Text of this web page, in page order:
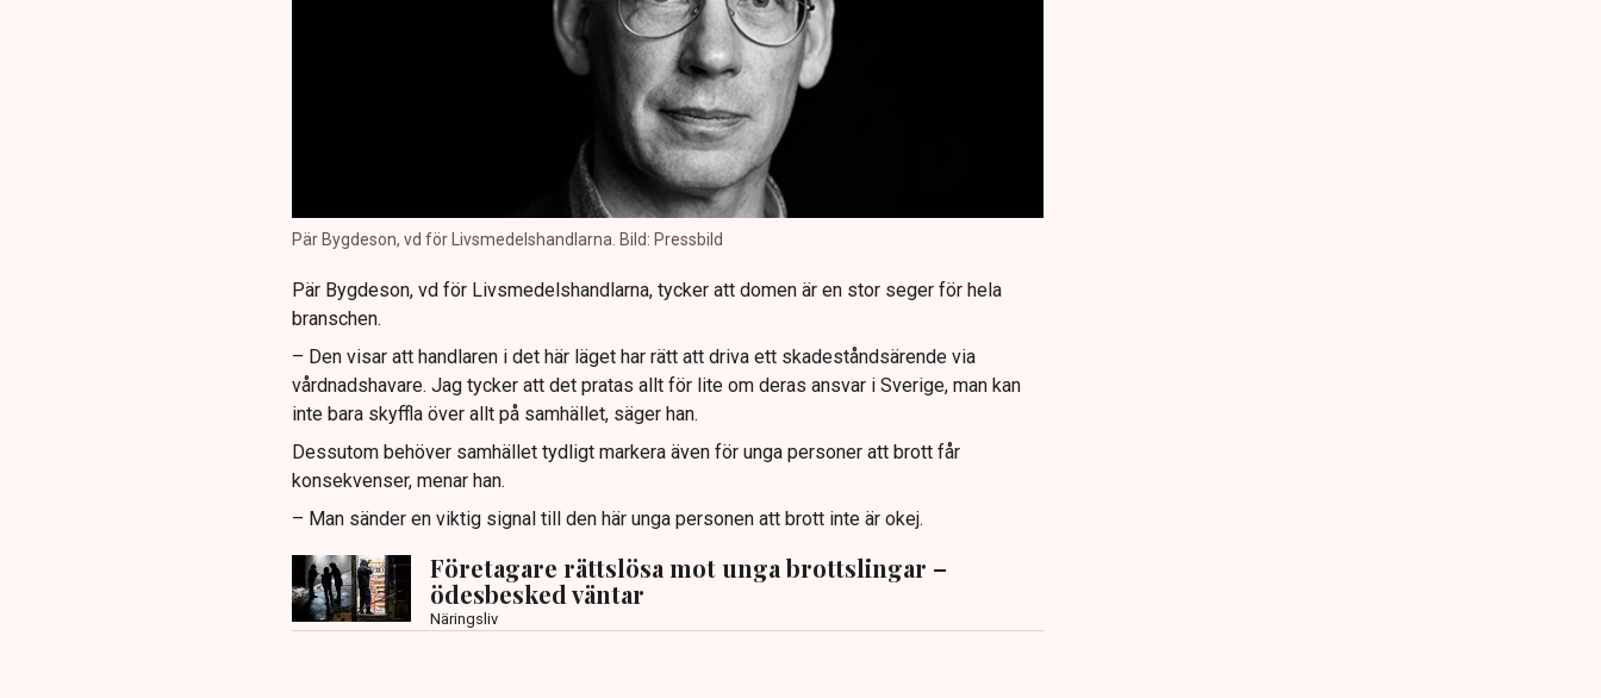
Pär Bygdeson, vd för Livsmedelshandlarna. Bild: Pressbild
Pär Bygdeson, vd för Livsmedelshandlarna, tycker att domen är en stor seger för hela
branschen.
– Den visar att handlaren i det här läget har rätt att driva ett skadeståndsärende via
vårdnadshavare. Jag tycker att det pratas allt för lite om deras ansvar i Sverige, man kan
inte bara skyffla över allt på samhället, säger han.
Dessutom behöver samhället tydligt markera även för unga personer att brott får
konsekvenser, menar han.
– Man sänder en viktig signal till den här unga personen att brott inte är okej.
Företagare rättslösa mot unga brottslingar –
ödesbesked väntar
Näringsliv